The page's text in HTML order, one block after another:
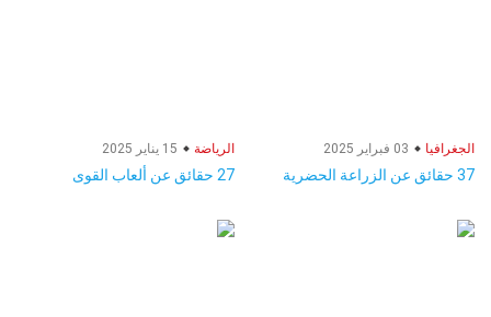
الجغرافيا
37 حقائق عن الزراعة الحضرية
الرياضة
27 حقائق عن ألعاب القوى